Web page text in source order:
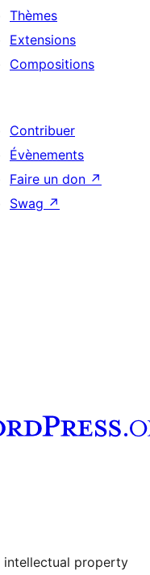
Thèmes
Extensions
Compositions
Contribuer
Évènements
Faire un don ↗
Swag ↗
Tumblr
intellectual property